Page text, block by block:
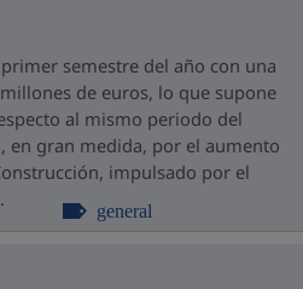
semestre del año con una
de euros, lo que supone
al mismo periodo del
en gran medida, por el aumento
impulsado por el
general